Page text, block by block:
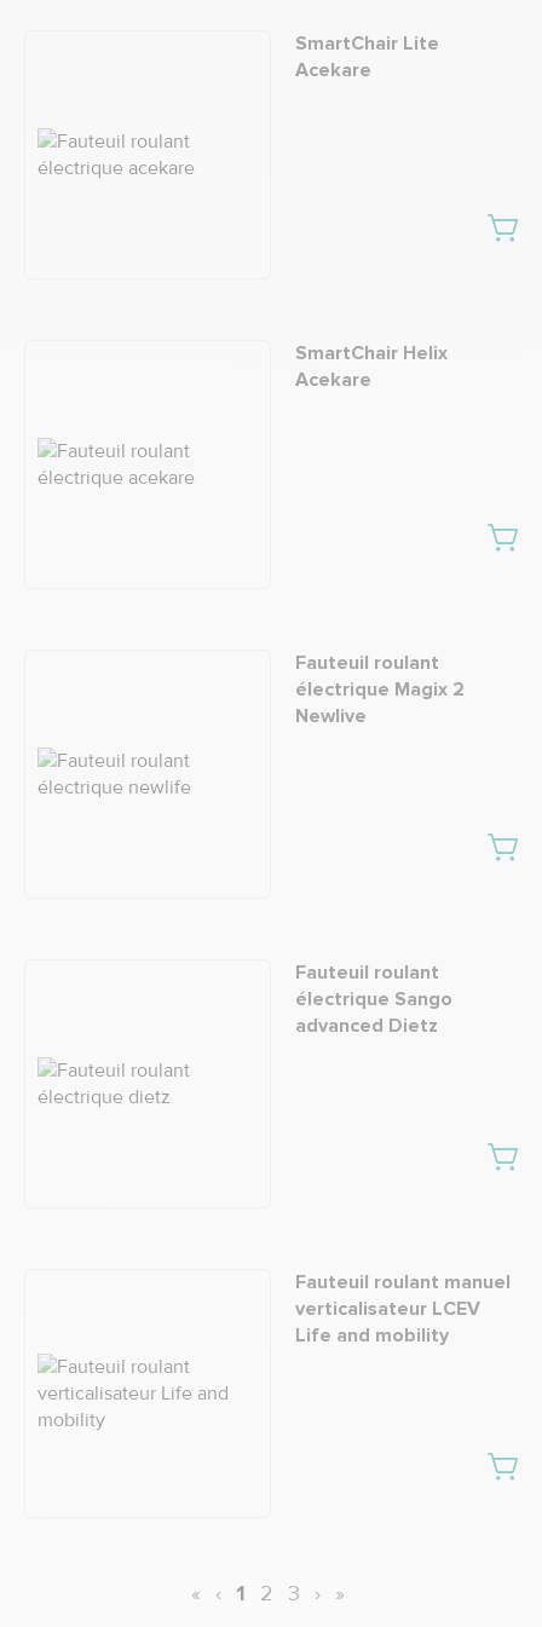
SmartChair Lite
Acekare
SmartChair Helix
Acekare
Fauteuil roulant
électrique Magix 2
Newlive
Fauteuil roulant
électrique Sango
advanced Dietz
Fauteuil roulant manuel
verticalisateur LCEV
Life and mobility
« ‹ 1 2 3 › »